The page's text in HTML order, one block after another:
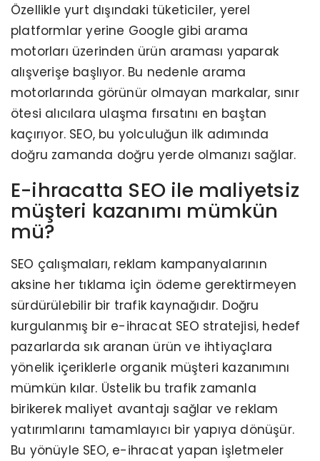
Özellikle yurt dışındaki tüketiciler, yerel
platformlar yerine Google gibi arama
motorları üzerinden ürün araması yaparak
alışverişe başlıyor. Bu nedenle arama
motorlarında görünür olmayan markalar, sınır
ötesi alıcılara ulaşma fırsatını en baştan
kaçırıyor. SEO, bu yolculuğun ilk adımında
doğru zamanda doğru yerde olmanızı sağlar.
E-ihracatta SEO ile maliyetsiz
müşteri kazanımı mümkün
mü?
SEO çalışmaları, reklam kampanyalarının
aksine her tıklama için ödeme gerektirmeyen
sürdürülebilir bir trafik kaynağıdır. Doğru
kurgulanmış bir e-ihracat SEO stratejisi, hedef
pazarlarda sık aranan ürün ve ihtiyaçlara
yönelik içeriklerle organik müşteri kazanımını
mümkün kılar. Üstelik bu trafik zamanla
birikerek maliyet avantajı sağlar ve reklam
yatırımlarını tamamlayıcı bir yapıya dönüşür.
Bu yönüyle SEO, e-ihracat yapan işletmeler